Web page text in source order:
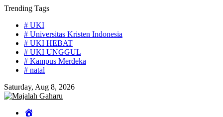
Skip
content
Trending Tags
# UKI
# Universitas Kristen Indonesia
# UKI HEBAT
# UKI UNGGUL
# Kampus Merdeka
# natal
Saturday, Aug 8, 2026